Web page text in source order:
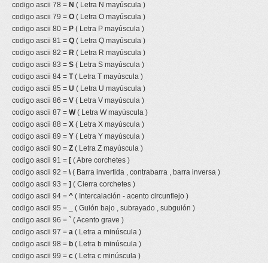
codigo ascii 78 = N ( Letra N mayúscula )
codigo ascii 79 = O ( Letra O mayúscula )
codigo ascii 80 = P ( Letra P mayúscula )
codigo ascii 81 = Q ( Letra Q mayúscula )
codigo ascii 82 = R ( Letra R mayúscula )
codigo ascii 83 = S ( Letra S mayúscula )
codigo ascii 84 = T( Letra T mayúscula )
codigo ascii 85 = U ( Letra U mayúscula )
codigo ascii 86 = V ( Letra V mayúscula )
codigo ascii 87 = W( Letra W mayúscula )
codigo ascii 88 = X ( Letra X mayúscula )
codigo ascii 89 = Y ( Letra Y mayúscula )
codigo ascii 90 = Z ( Letra Z mayúscula )
codigo ascii 91 = [ ( Abre corchetes )
codigo ascii 92 = \ ( Barra invertida , contrabarra , barra inversa )
codigo ascii 93 = ] ( Cierra corchetes )
codigo ascii 94 = ^ ( Intercalación - acento circunflejo )
codigo ascii 95 =
( Guión bajo , subrayado , subguión )
codigo ascii 96 = ` ( Acento grave )
codigo ascii 97 = a ( Letra a minúscula )
codigo ascii 98 = b ( Letra b minúscula )
codigo ascii 99 = c ( Letra c minúscula )